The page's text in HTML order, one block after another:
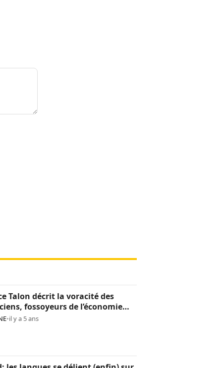
Talon décrit la voracité des
fossoyeurs de l’économie
•il y a 5 ans